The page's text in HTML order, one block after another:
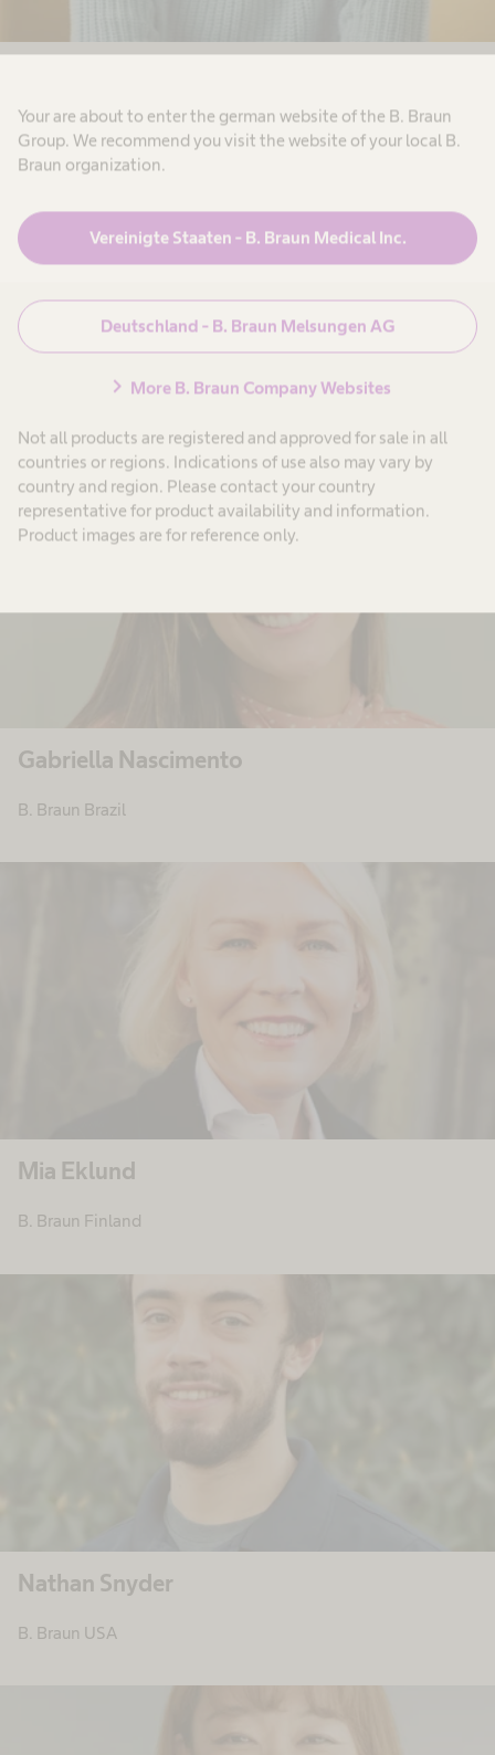
Your are about to enter the german website of the B. Braun
Group. We recommend you visit the website of your local B.
Braun organization.
Vereinigte Staaten - B. Braun Medical Inc.
Deutschland - B. Braun Melsungen AG
chevron_right More B. Braun Company Websites
Not all products are registered and approved for sale in all
countries or regions. Indications of use also may vary by
country and region. Please contact your country
representative for product availability and information.
Product images are for reference only.
Ähnliche Inhalte
Veränderungen
Gabriella Nascimento
B. Braun Brazil
Mia Eklund
B. Braun Finland
Nathan Snyder
B. Braun USA